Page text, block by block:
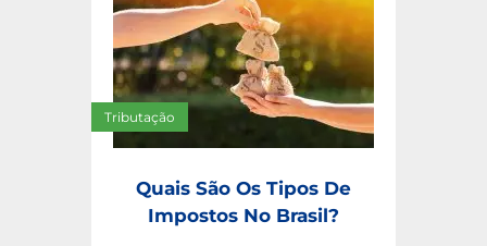
Tributação
Quais São Os Tipos De
Impostos No Brasil?